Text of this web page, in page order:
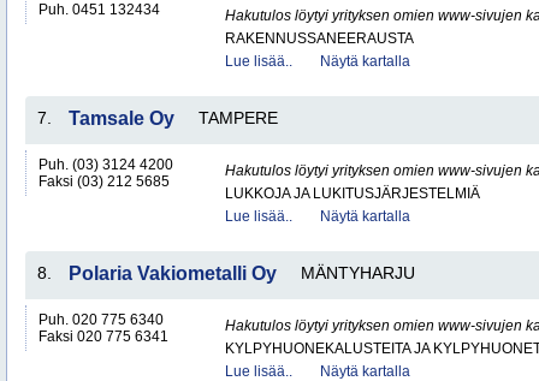
Puh. 0451 132434
Hakutulos löytyi yrityksen omien www-sivujen
RAKENNUSSANEERAUSTA
Lue lisää..
Näytä kartalla
7. Tamsale Oy TAMPERE
Puh. (03) 3124 4200
Faksi (03) 212 5685
Hakutulos löytyi yrityksen omien www-sivujen
LUKKOJA JA LUKITUSJÄRJESTELMIÄ
Lue lisää..
Näytä kartalla
8. Polaria Vakiometalli Oy MÄNTYHARJU
Puh. 020 775 6340
Faksi 020 775 6341
Hakutulos löytyi yrityksen omien www-sivujen
KYLPYHUONEKALUSTEITA JA
Lue lisää..
Näytä kartalla